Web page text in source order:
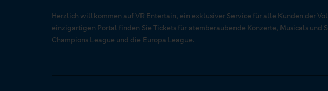
Herzlich willkommen auf VR Entertain, ein exklusiver Service für alle Kunden der
einzigartigen Portal finden Sie Tickets für atemberaubende Konzerte, Musicals
Champions League und die Europa League.